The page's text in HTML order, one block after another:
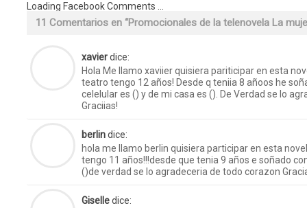
Loading Facebook Comments ...
11 Comentarios en “Promocionales de la telenovela La
xavierdice:
Hola Me llamo xaviier quisiera pariticipar en esta
teatro tengo 12 años! Desde q teniia 8 añoos he
celelular es () y de mi casa es (). De Verdad se lo
Graciias!
berlindice:
hola me llamo berlin quisiera participar en esta
tengo 11 años!!!desde que tenia 9 años e soñado
()de verdad se lo agradeceria de todo corazon
Giselledice: